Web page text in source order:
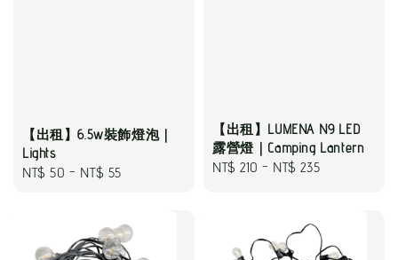
【出租】6.5w裝飾燈泡｜
Lights
Regular
NT$ 50 - NT$ 55
【出租】LUMENA N9 LED
露營燈｜Camping Lantern
Regular
NT$ 210 - NT$ 235